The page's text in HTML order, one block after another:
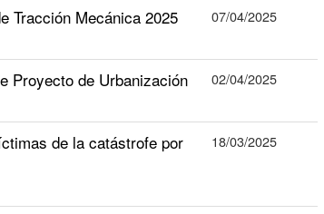
Tracción Mecánica 2025 07/04/2025
Proyecto de Urbanización 02/04/2025
de la catástrofe por
18/03/2025